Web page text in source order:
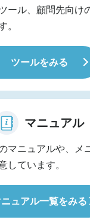
ール、顧問先向け
。
ツールをみる
マニュアル
マニュアルや、メ
しています。
ニュアル一覧をみる